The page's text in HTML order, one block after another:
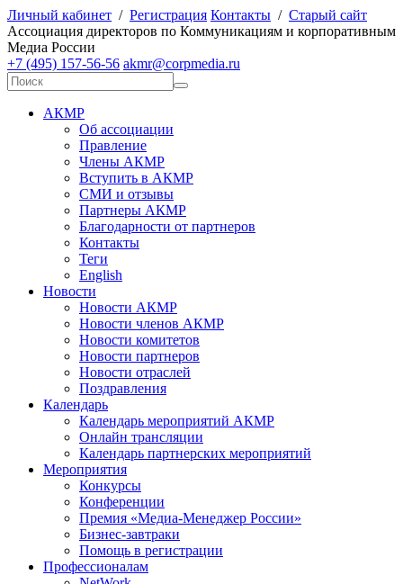
Личный кабинет / Регистрация Контакты / Старый сайт
Ассоциация директоров по Коммуникациям и корпоративным
Медиа России
+7 (495) 157-56-56 akmr@corpmedia.ru
АКМР
Об ассоциации
Правление
Члены АКМР
Вступить в АКМР
СМИ и отзывы
Партнеры АКМР
Благодарности от партнеров
Контакты
Теги
English
Новости
Новости АКМР
Новости членов АКМР
Новости комитетов
Новости партнеров
Новости отраслей
Поздравления
Календарь
Календарь мероприятий АКМР
Онлайн трансляции
Календарь партнерских мероприятий
Мероприятия
Конкурсы
Конференции
Премия «Медиа-Менеджер России»
Бизнес-завтраки
Помощь в регистрации
Профессионалам